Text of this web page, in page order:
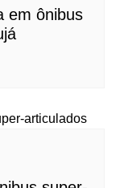
em ônibus